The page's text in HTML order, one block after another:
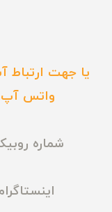
یا جهت ارتباط
واتس آپ
شماره روبیکا و